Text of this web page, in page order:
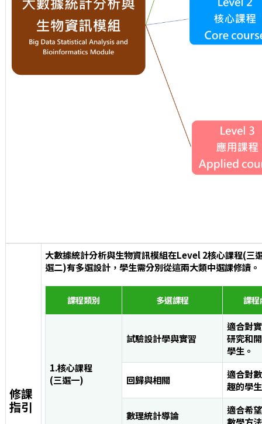
修課
指引
大數據統計分析與生物資訊模組在Level 2核心課程(三
選二)有多選設計，學生需分別從這兩大類中選課修讀。
課程類別 多選課程 課程
1.核心課程
(三選一)
試驗設計學與實習
適合對
研究和
學生。
回歸與相關
適合對
趣的學
數理統計導論
適合希